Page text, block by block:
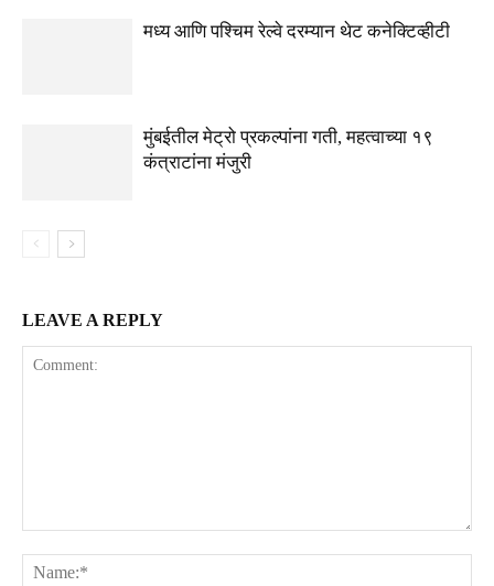
मध्य आणि पश्चिम रेल्वे दरम्यान थेट कनेक्टिव्हीटी
मुंबईतील मेट्रो प्रकल्पांना गती, महत्वाच्या १९
कंत्राटांना मंजुरी
LEAVE A REPLY